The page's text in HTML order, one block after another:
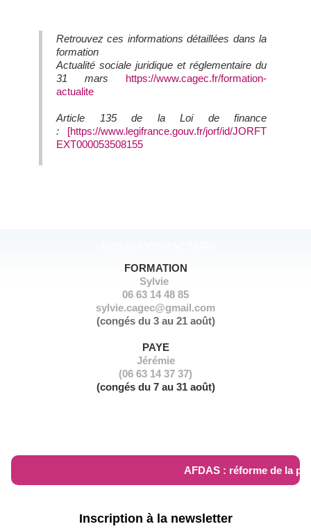
Retrouvez ces informations détaillées dans la
formation
Actualité sociale juridique et réglementaire du
31 mars https://www.cagec.fr/formation-
actualite
Article 135 de la Loi de finance
: [https://www.legifrance.gouv.fr/jorf/id/JORFT
EXT000053508155
FORMATION
Sylvie
06 63 14 48 85
sylvie.cagec@gmail.com
(congés du 3 au 21 août)
PAYE
Jérémie
(06 63 14 37 37)
(congés du 7 au 31 août)
AFDAS : réforme de la
Inscription à la newsletter